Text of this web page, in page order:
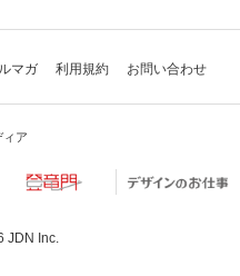
マガ 利用規約 お問い合わせ
ィア
JDN Inc.